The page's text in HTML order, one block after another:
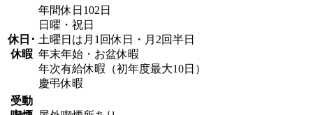
休日･
休暇
年間休日102日
日曜・祝日
土曜日は月1回休日・月2回半日
年末年始・お盆休暇
年次有給休暇（初年度最大10日）
慶弔休暇
受動